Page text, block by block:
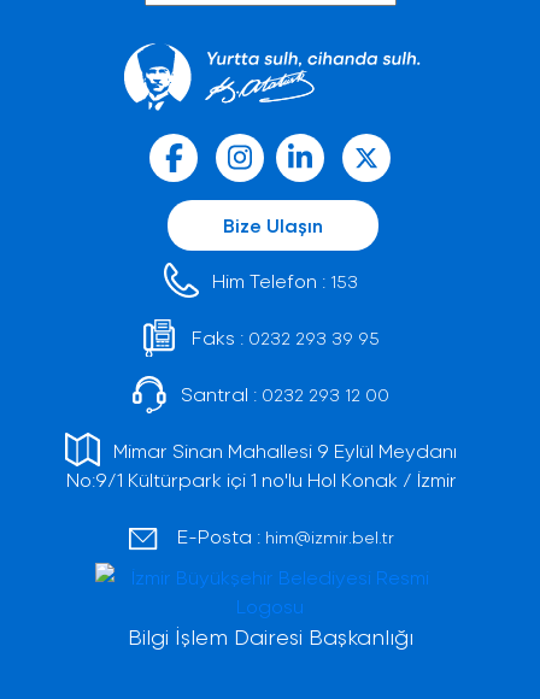
Bize Ulaşın
Him Telefon : 153
Faks : 0232 293 39 95
Santral : 0232 293 12 00
Mimar Sinan Mahallesi 9 Eylül Meydanı
No:9/1 Kültürpark içi 1 no'lu Hol Konak / İzmir
E-Posta : him@izmir.bel.tr
Bilgi İşlem Dairesi Başkanlığı